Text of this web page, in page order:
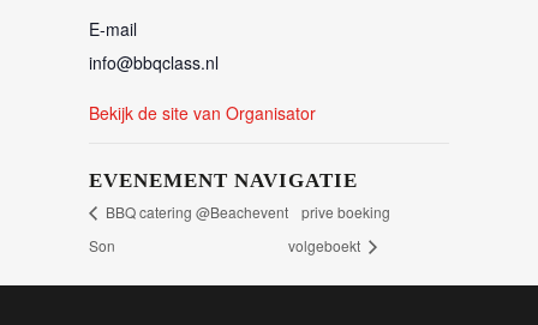
E-mail
info@bbqclass.nl
Bekijk de site van Organisator
EVENEMENT NAVIGATIE
BBQ catering @Beachevent
Son
prive boeking
volgeboekt